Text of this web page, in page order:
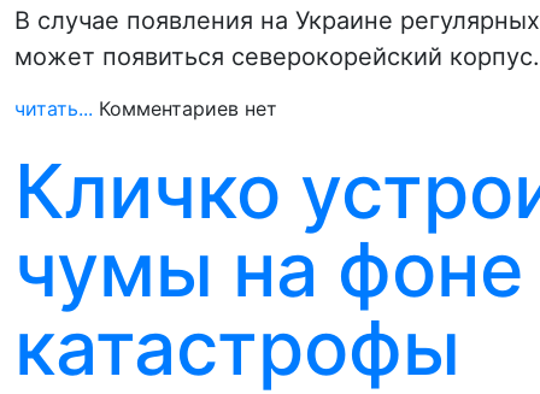
В случае появления на Украине
может появиться северокорейский
читать... Комментариев нет
Кличко
чумы на
катастрофы